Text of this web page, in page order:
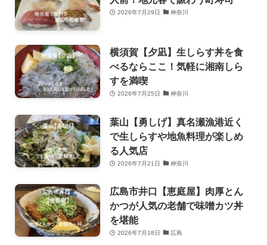
2026年7月29日 神奈川
横須賀【夕凪】生しらす丼を食
べるならここ！気軽に湘南しら
すを満喫
2026年7月25日 神奈川
葉山【勇しげ】真名瀬漁港近く
で生しらすや地魚料理が楽しめ
る人気店
2026年7月21日 神奈川
広島市井口【恵庭屋】肉厚とん
かつが人気の老舗で味噌カツ丼
を堪能
2026年7月18日 広島